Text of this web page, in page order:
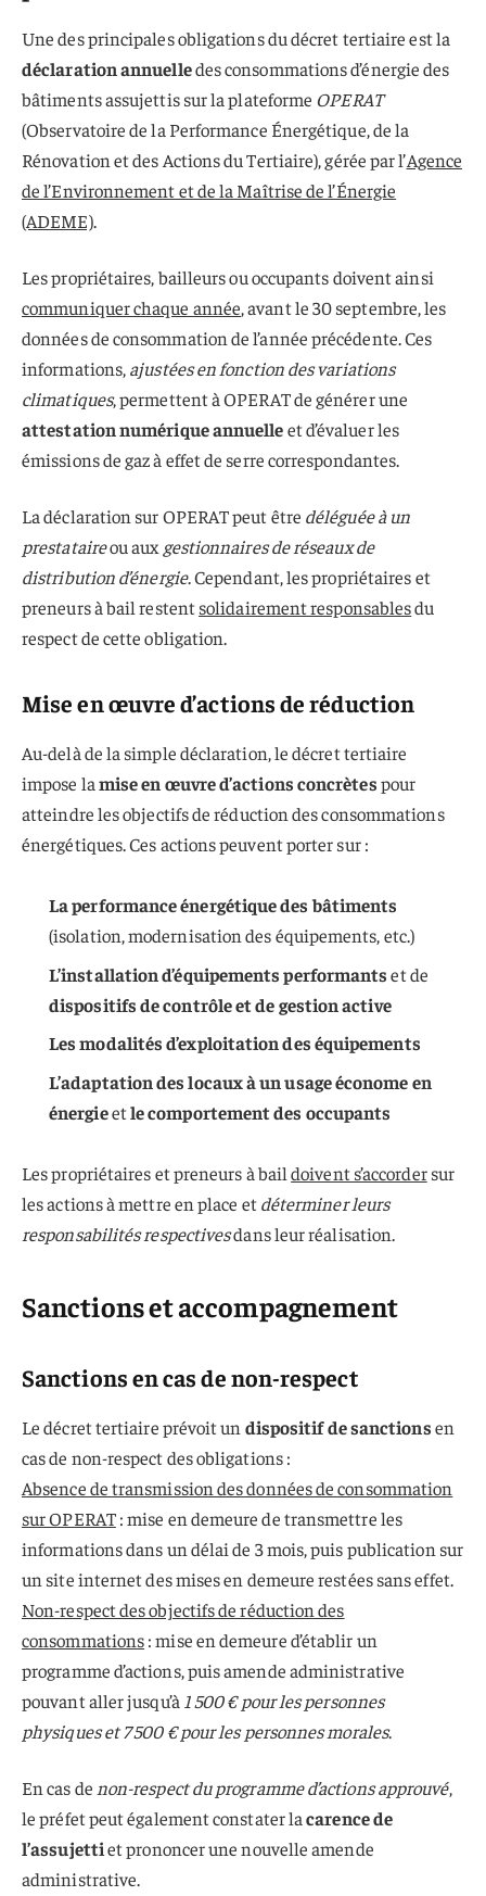
Une des principales obligations du décret tertiaire est la
déclaration annuelledes consommations d’énergie des
bâtiments assujettis sur la plateforme OPERAT
(Observatoire de la Performance Énergétique, de la
Rénovation et des Actions du Tertiaire), gérée par l’Agence
de l’Environnement et de la Maîtrise de l’Énergie
(ADEME).
Les propriétaires, bailleurs ou occupants doivent ainsi
communiquer chaque année, avant le 30 septembre, les
données de consommation de l’année précédente. Ces
informations,ajustées en fonction des variations
climatiques, permettent à OPERAT de générer une
attestation numérique annuelleet d’évaluer les
émissions de gaz à effet de serre correspondantes.
La déclaration sur OPERAT peut être déléguée à un
prestataireou aux gestionnaires de réseaux de
distribution d’énergie. Cependant, les propriétaires et
preneurs à bail restentsolidairement responsablesdu
respect de cette obligation.
Mise en œuvre d’actions de réduction
Au-delà de la simple déclaration, le décret tertiaire
impose lamise en œuvre d’actions concrètespour
atteindre les objectifs de réduction des consommations
énergétiques. Ces actions peuvent porter sur :
La performance énergétique des bâtiments
(isolation, modernisation des équipements, etc.)
L’installation d’équipements performantset de
dispositifs de contrôle et de gestion active
Les modalités d’exploitation des équipements
L’adaptation des locaux à un usage économe en
énergieetle comportement des occupants
Les propriétaires et preneurs à baildoivent s’accordersur
les actions à mettre en place etdéterminer leurs
responsabilités respectivesdans leur réalisation.
Sanctions et accompagnement
Sanctions en cas de non-respect
Le décret tertiaire prévoit un dispositif de sanctionsen
cas de non-respect des obligations :
Absence de transmission des données de consommation
sur OPERAT: mise en demeure de transmettre les
informations dans un délai de 3 mois, puis publication sur
un site internet des mises en demeure restées sans effet.
Non-respect des objectifs de réduction des
consommations: mise en demeure d’établir un
programme d’actions, puis amende administrative
pouvant aller jusqu’à 1 500 € pour les personnes
physiques et 7 500 € pour les personnes morales.
En cas de non-respect du programme d’actions approuvé,
le préfet peut également constater lacarence de
l’assujettiet prononcer une nouvelle amende
administrative.